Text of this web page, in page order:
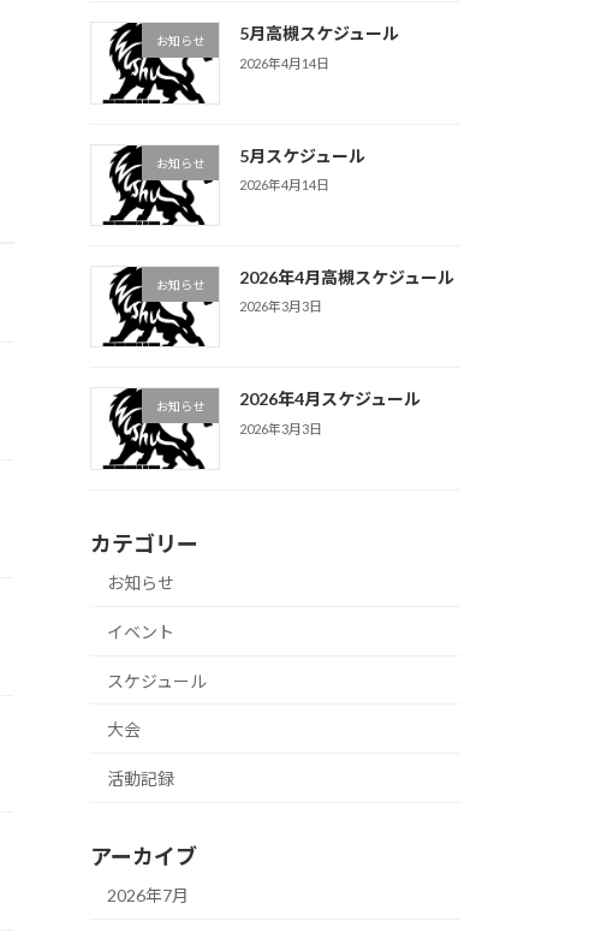
お知らせ 5月高槻スケジュール
2026年4月14日
お知らせ 5月スケジュール
2026年4月14日
お知らせ 2026年4月高槻スケジュール
2026年3月3日
お知らせ 2026年4月スケジュール
2026年3月3日
カテゴリー
お知らせ
イベント
スケジュール
大会
活動記録
アーカイブ
2026年7月